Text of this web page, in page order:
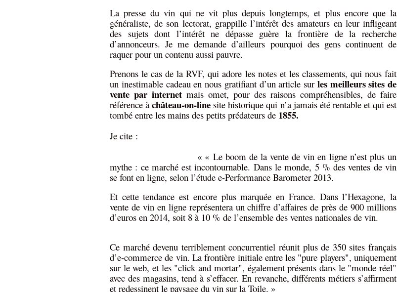
La presse du vin qui ne vit plus depuis longtemps, et plus encore que la
généraliste, de son lectorat, grappille l’intérêt des amateurs en leur infligeant
des sujets dont l’intérêt ne dépasse guère la frontière de la recherche
d’annonceurs. Je me demande d’ailleurs pourquoi des gens continuent de
raquer pour un contenu aussi pauvre.
Prenons le cas de la RVF, qui adore les notes et les classements, qui nous fait
un inestimable cadeau en nous gratifiant d’un article sur les meilleurs sites de
vente par internet mais omet, pour des raisons compréhensibles, de faire
référence àchâteau-on-line site historique qui n’a jamais été rentable et qui est
tombé entre les mains des petits prédateurs de 1855.
Je cite :
« « Le boom de la vente de vin en ligne n’est plus un
mythe : ce marché est incontournable. Dans le monde, 5 % des ventes de vin
se font en ligne, selon l’étude e-Performance Barometer 2013.
Et cette tendance est encore plus marquée en France. Dans l’Hexagone, la
vente de vin en ligne représentera un chiffre d’affaires de près de 900 millions
d’euros en 2014, soit 8 à 10 % de l’ensemble des ventes nationales de vin.
Ce marché devenu terriblement concurrentiel réunit plus de 350 sites français
d’e-commerce de vin. La frontière initiale entre les "pure players", uniquement
sur le web, et les "click and mortar", également présents dans le "monde réel"
avec des magasins, tend à s’effacer. En revanche, différents métiers s’affirment
et redessinent le paysage du vin sur la Toile. »